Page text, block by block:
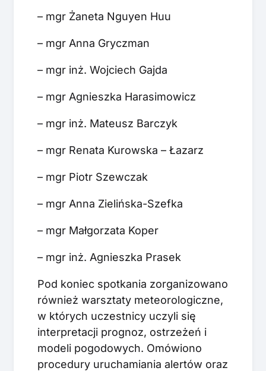
– mgr Żaneta Nguyen Huu
– mgr Anna Gryczman
– mgr inż. Wojciech Gajda
– mgr Agnieszka Harasimowicz
– mgr inż. Mateusz Barczyk
– mgr Renata Kurowska – Łazarz
– mgr Piotr Szewczak
– mgr Anna Zielińska-Szefka
– mgr Małgorzata Koper
– mgr inż. Agnieszka Prasek
Pod koniec spotkania zorganizowano
również warsztaty meteorologiczne,
w których uczestnicy uczyli się
interpretacji prognoz, ostrzeżeń i
modeli pogodowych. Omówiono
procedury uruchamiania alertów oraz